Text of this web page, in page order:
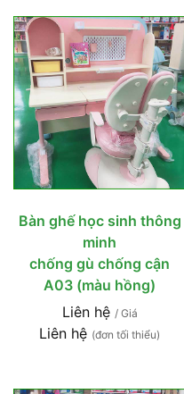
Bàn ghế học sinh thông
minh
chống gù chống cận
A03 (màu hồng)
Liên hệ / Giá
Liên hệ (đơn tối thiểu)